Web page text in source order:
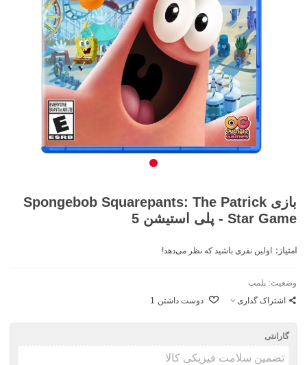
بازی Spongebob Squarepants: The Patrick
Star Game - پلی استیشن 5
امتیاز: اولین نفری باشید که نظر می‌دهد!
وضعیت: پلمپ
اشتراک گذاری
دوست داشتن 1
گارانتی